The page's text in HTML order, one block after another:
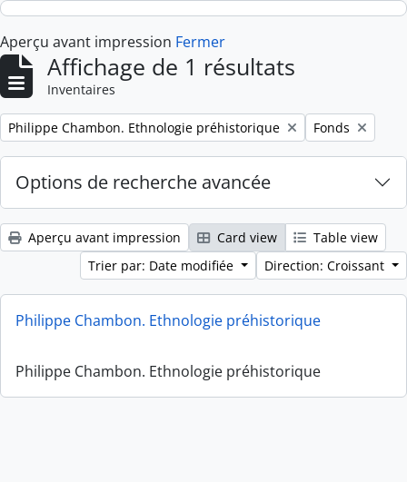
Skip to main content
Aperçu avant impression Fermer
Affichage de 1 résultats
Inventaires
Remove filter:
Philippe Chambon. Ethnologie préhistorique Remove filter:
Fonds
Options de recherche avancée
Aperçu avant impression Card view
Table view
Trier par: Date modifiée
Direction: Croissant
Philippe Chambon. Ethnologie préhistorique
Philippe Chambon. Ethnologie préhistorique